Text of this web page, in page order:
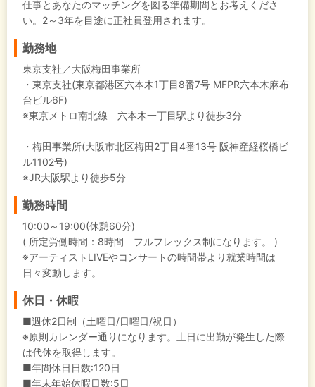
仕事とあなたのマッチングを図る準備期間とお考えくださ
い。2～3年を目途に正社員登用されます。
勤務地
東京支社／大阪梅田事業所
・東京支社(東京都港区六本木1丁目8番7号 MFPR六本木麻布
台ビル6F)
※東京メトロ南北線 六本木一丁目駅より徒歩3分
・梅田事業所(大阪市北区梅田2丁目4番13号 阪神産経桜橋ビ
ル1102号)
※JR大阪駅より徒歩5分
勤務時間
10:00～19:00(休憩60分)
( 所定労働時間：8時間 フルフレックス制になります。 )
※アーティストLIVEやコンサートの時間帯より就業時間は
日々変動します。
休日・休暇
■週休2日制（土曜日/日曜日/祝日）
※原則カレンダー通りになります。土日に出勤が発生した際
は代休を取得します。
■年間休日日数:120日
■年末年始休暇日数:5日